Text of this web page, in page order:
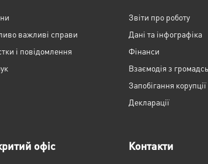
важливі справи
і повідомлення
Звіти про роботу
Дані та інфографіка
Фінанси
Взаємодія з
Запобігання корупції
Декларації
офіс Контакти